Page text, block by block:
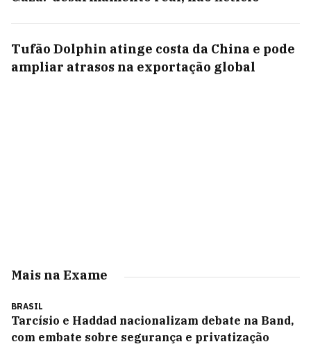
Tufão Dolphin atinge costa da China e pode
ampliar atrasos na exportação global
Mais na Exame
BRASIL
Tarcísio e Haddad nacionalizam debate na Band,
com embate sobre segurança e privatização